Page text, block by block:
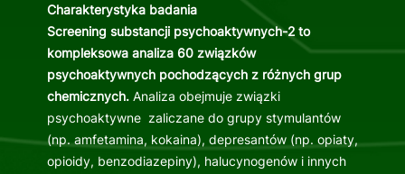
Charakterystyka badania
Screening substancji psychoaktywnych-2 to
kompleksowa analiza 60 związków
psychoaktywnych pochodzących z różnych grup
chemicznych.Analiza obejmuje związki
psychoaktywne zaliczane do grupy stymulantów
(np. amfetamina, kokaina), depresantów (np. opiaty,
opioidy, benzodiazepiny), halucynogenów i innych